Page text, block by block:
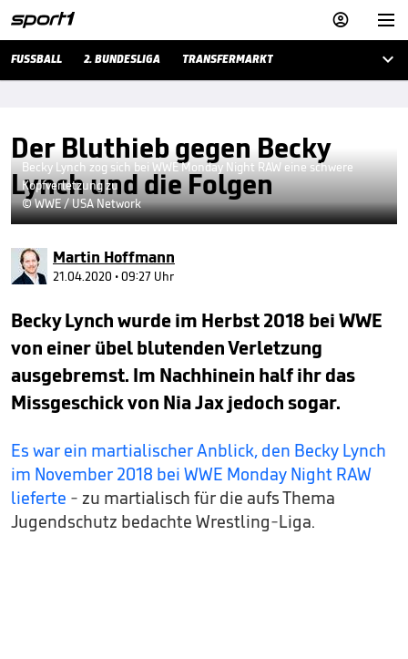


FUSSBALL 2. BUNDESLIGA TRANSFERMARKT 
Der Bluthieb gegen Becky
Lynch und die Folgen
Becky Lynch zog sich bei WWE Monday Night RAW eine schwere
Kopfverletzung zu
© WWE / USA Network
Martin Hoffmann
21.04.2020 • 09:27 Uhr
Becky Lynch wurde im Herbst 2018 bei WWE
von einer übel blutenden Verletzung
ausgebremst. Im Nachhinein half ihr das
Missgeschick von Nia Jax jedoch sogar.
Es war ein martialischer Anblick, den Becky Lynch
im November 2018 bei WWE Monday Night RAW
lieferte - zu martialisch für die aufs Thema
Jugendschutz bedachte Wrestling-Liga.